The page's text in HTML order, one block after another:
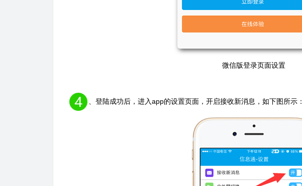
微信版登录页面设置
、登陆成功后，进入app的设置页面，开启接收新消息，如下图所示：